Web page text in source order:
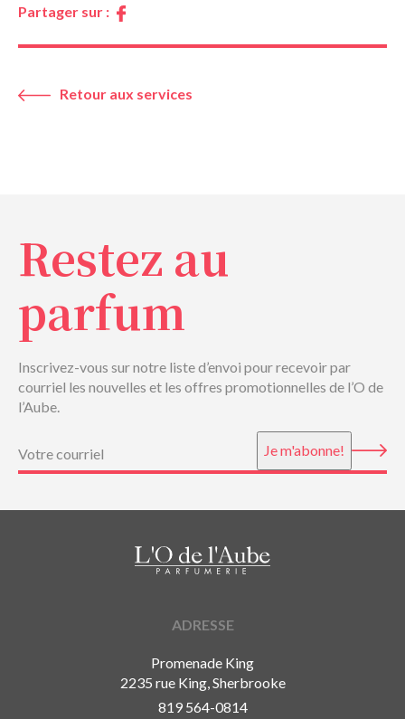
Partager sur :
Retour aux services
Restez au
parfum
Inscrivez-vous sur notre liste d’envoi pour recevoir par
courriel les nouvelles et les offres promotionnelles de l’O de
l’Aube.
Je m'abonne!
ADRESSE
Promenade King
2235 rue King, Sherbrooke
819 564-0814